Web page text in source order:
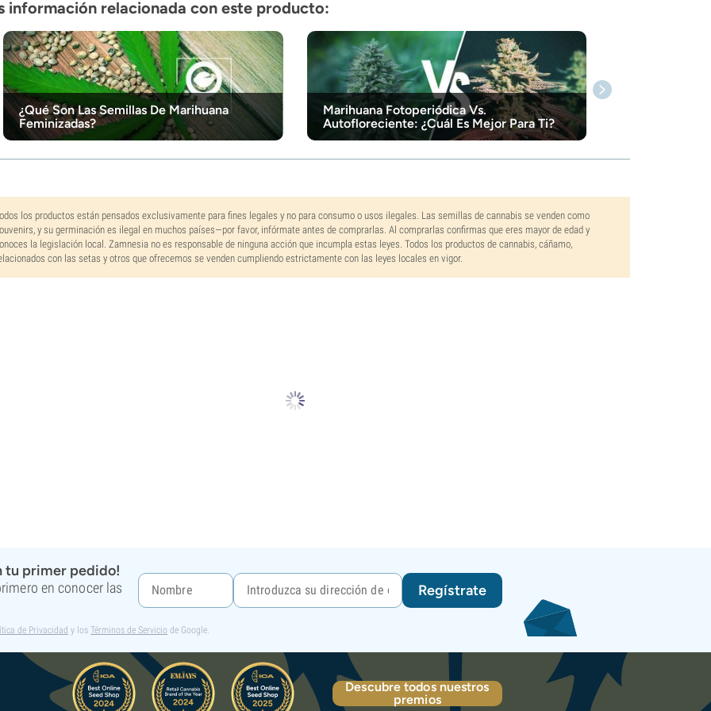
información relacionada con este producto:
¿Qué Son Las Semillas De Marihuana
Feminizadas?
Marihuana Fotoperiódica Vs.
Autofloreciente: ¿Cuál Es Mejor Para Ti?
los productos están pensados exclusivamente para fines legales y no para consumo o usos ilegales. Las semillas de cannabis se venden como
y su germinación es ilegal en muchos países—por favor, infórmate antes de comprarlas. Al comprarlas confirmas que eres mayor de edad y
la legislación local. Zamnesia no es responsable de ninguna acción que incumpla estas leyes. Todos los productos de cannabis, cáñamo,
con las setas y otros que ofrecemos se venden cumpliendo estrictamente con las leyes locales en vigor.
tu primer pedido!
en conocer las
Regístrate
de Privacidad y los Términos de Servicio de Google.
Descubre todos nuestros
premios